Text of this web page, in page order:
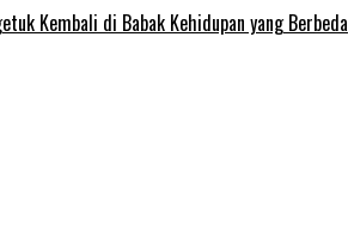
Kembali di Babak Kehidupan yang Berbeda